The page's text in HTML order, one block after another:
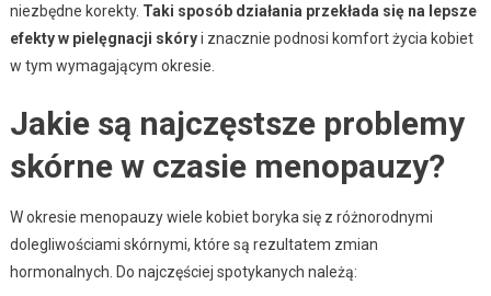
niezbędne korekty. Taki sposób działania przekłada się na lepsze
efekty w pielęgnacji skóryi znacznie podnosi komfort życia kobiet
w tym wymagającym okresie.
Jakie są najczęstsze problemy
skórne w czasie menopauzy?
W okresie menopauzy wiele kobiet boryka się z różnorodnymi
dolegliwościami skórnymi, które są rezultatem zmian
hormonalnych. Do najczęściej spotykanych należą: